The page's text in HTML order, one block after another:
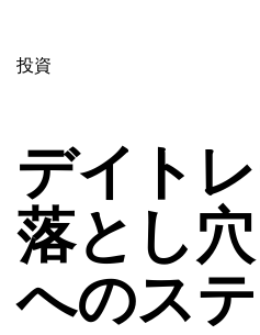
デイト
落とし
へのス
投資